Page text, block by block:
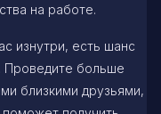
на работе.
изнутри, есть шанс
Проведите больше
близкими друзьями,